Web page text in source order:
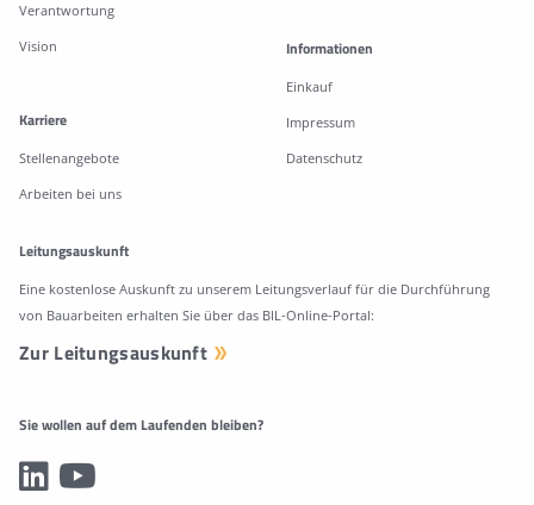
Verantwortung
Vision
Karriere
Stellenangebote
Arbeiten bei uns
Informationen
Einkauf
Impressum
Datenschutz
Leitungsauskunft
Eine kostenlose Auskunft zu unserem Leitungsverlauf für die Durchführung
von Bauarbeiten erhalten Sie über das BIL-Online-Portal:
Zur Leitungsauskunft
Sie wollen auf dem Laufenden bleiben?